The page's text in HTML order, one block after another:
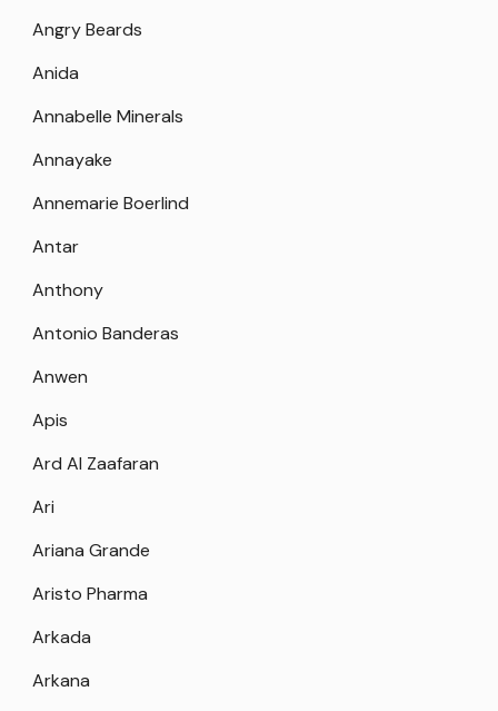
Angry Beards
Anida
Annabelle Minerals
Annayake
Annemarie Boerlind
Antar
Anthony
Antonio Banderas
Anwen
Apis
Ard Al Zaafaran
Ari
Ariana Grande
Aristo Pharma
Arkada
Arkana